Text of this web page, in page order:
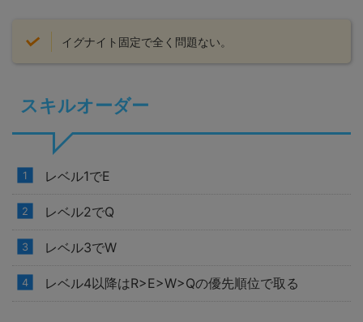
イグナイト固定で全く問題ない。
スキルオーダー
レベル1でE
レベル2でQ
レベル3でW
レベル4以降はR>E>W>Qの優先順位で取る